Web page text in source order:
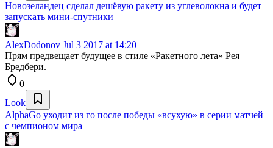
Новозеландец сделал дешёвую ракету из углеволокна и будет
запускать мини-спутники
AlexDodonov Jul 3 2017 at 14:20
Прям предвещает будущее в стиле «Ракетного лета» Рея
Бредбери.
0
Look
AlphaGo уходит из го после победы «всухую» в серии матчей
с чемпионом мира